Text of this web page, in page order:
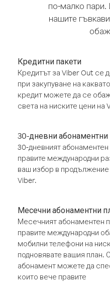
по-малко пари.
нашите
Кредитни пакети
Кредитът за Viber Out се
при закупуване на
кредит можете да се
света на ниските цени на
30-дневни абонаментни
30-дневният
правите международни
ваш избор в продължение
Viber.
Месечни абонаментни
Месечният абонаментен
правите международни
мобилни телефони на
подновявате вашия план.
абонамент можете да
които вече правите